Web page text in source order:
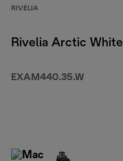
RIVELIA
Rivelia Arctic White
EXAM440.35.W